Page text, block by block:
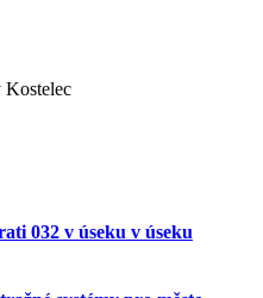
Kostelec
032 v úseku v úseku